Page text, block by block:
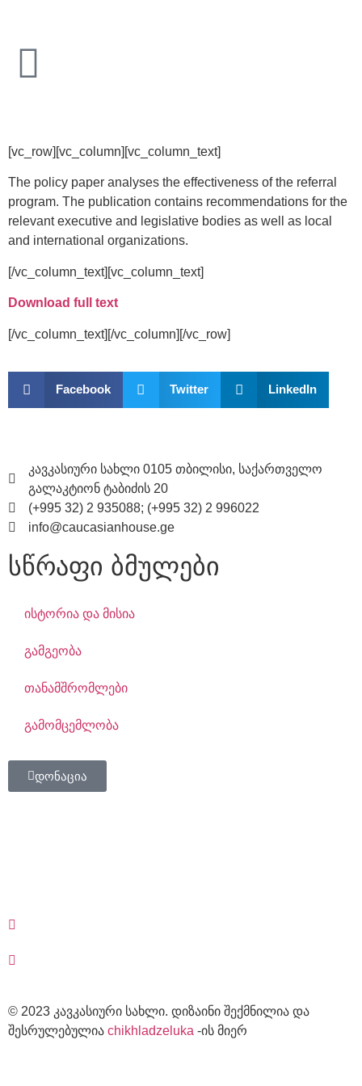
[vc_row][vc_column][vc_column_text]
The policy paper analyses the effectiveness of the referral
program. The publication contains recommendations for the
relevant executive and legislative bodies as well as local
and international organizations.
[/vc_column_text][vc_column_text]
Download full text
[/vc_column_text][/vc_column][/vc_row]
Facebook Twitter LinkedIn
კავკასიური სახლი 0105 თბილისი, საქართველო
გალაკტიონ ტაბიძის 20
(+995 32) 2 935088; (+995 32) 2 996022
info@caucasianhouse.ge
სწრაფი ბმულები
ისტორია და მისია
გამგეობა
თანამშრომლები
გამომცემლობა
დონაცია
© 2023 კავკასიური სახლი. დიზაინი შექმნილია და
შესრულებულია chikhladzeluka -ის მიერ